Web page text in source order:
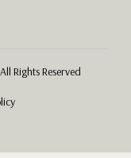
Rights Reserved